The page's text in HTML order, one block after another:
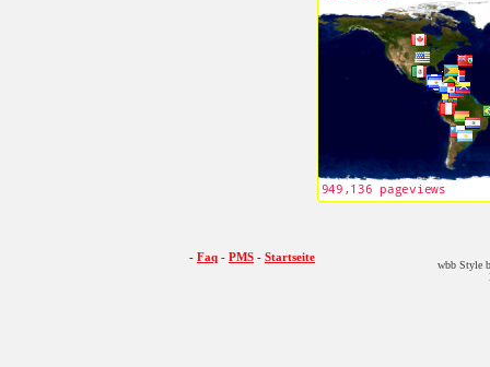
- Faq - PMS - Startseite
wbb Style